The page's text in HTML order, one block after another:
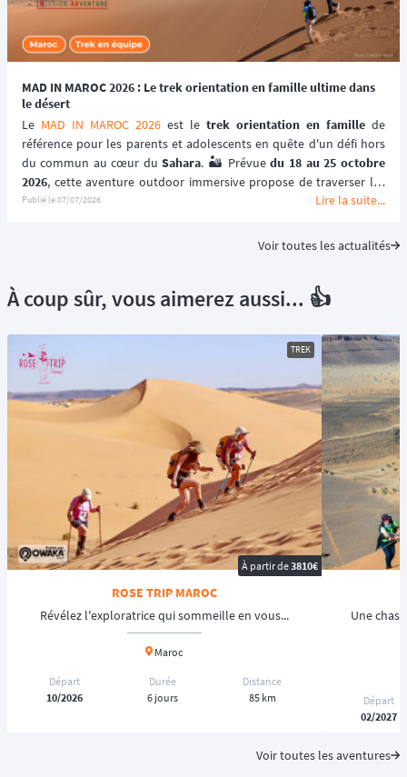
MAD IN MAROC 2026 : Le trek orientation en famille ultime dans
le désert
Le MAD IN MAROC 2026 est le trek orientation en famille de
référence pour les parents et adolescents en quête d'un défi hors
du commun au cœur du Sahara. 🏜️ Prévue du 18 au 25 octobre
2026
dunes marocaines
sans assistance électronique pour renforcer la
Publié le07/07/2026 Lire la suite...
Voir toutes les actualités
À coup sûr, vous aimerez aussi... 👍
TREK
À partir de3810€
ROSE TRIP MAROC
Révélez l'exploratrice qui sommeille en vous...
Maroc
Départ
10/2026
Durée
6 jours
Distance
85 km
Une
Départ
02/2027
Voir toutes les aventures